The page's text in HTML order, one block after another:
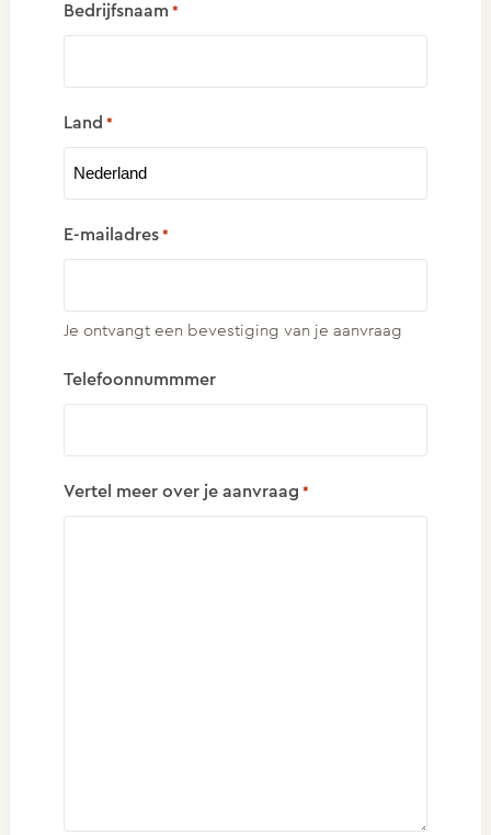
Bedrijfsnaam *
Land *
E-mailadres *
Je ontvangt een bevestiging van je aanvraag
Telefoonnummmer
Vertel meer over je aanvraag *